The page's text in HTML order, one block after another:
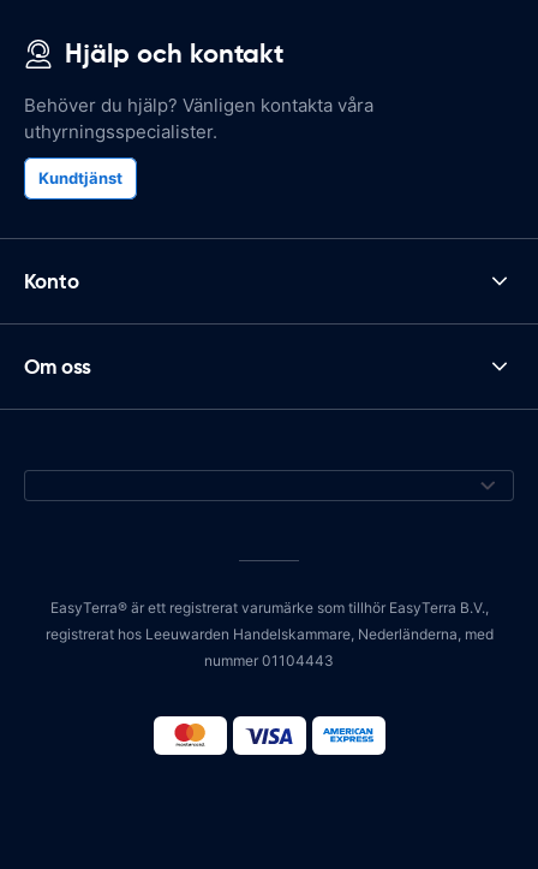
Hjälp och kontakt
Behöver du hjälp? Vänligen kontakta våra
uthyrningsspecialister.
Kundtjänst
Konto
Om oss
EasyTerra® är ett registrerat varumärke som tillhör EasyTerra B.V.,
registrerat hos Leeuwarden Handelskammare, Nederländerna, med
nummer 01104443